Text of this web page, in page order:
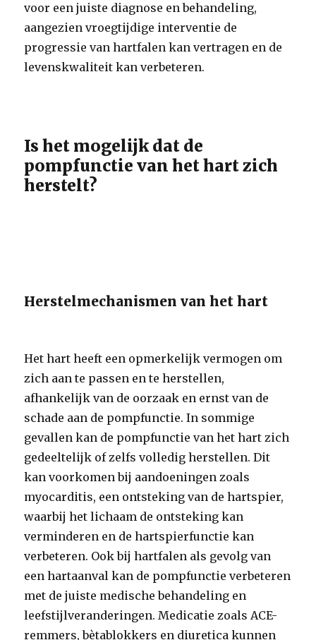
voor een juiste diagnose en behandeling,
aangezien vroegtijdige interventie de
progressie van hartfalen kan vertragen en de
levenskwaliteit kan verbeteren.
Is het mogelijk dat de
pompfunctie van het hart zich
herstelt?
Herstelmechanismen van het hart
Het hart heeft een opmerkelijk vermogen om
zich aan te passen en te herstellen,
afhankelijk van de oorzaak en ernst van de
schade aan de pompfunctie. In sommige
gevallen kan de pompfunctie van het hart zich
gedeeltelijk of zelfs volledig herstellen. Dit
kan voorkomen bij aandoeningen zoals
myocarditis, een ontsteking van de hartspier,
waarbij het lichaam de ontsteking kan
verminderen en de hartspierfunctie kan
verbeteren. Ook bij hartfalen als gevolg van
een hartaanval kan de pompfunctie verbeteren
met de juiste medische behandeling en
leefstijlveranderingen. Medicatie zoals ACE-
remmers, bètablokkers en diuretica kunnen